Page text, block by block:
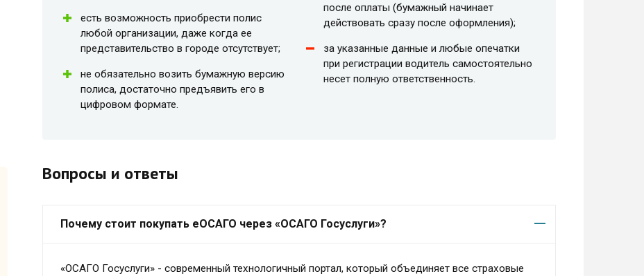
есть возможность приобрести полис
любой организации, даже когда ее
представительство в городе отсутствует;
не обязательно возить бумажную версию
полиса, достаточно предъявить его в
цифровом формате.
после оплаты (бумажный начинает
действовать сразу после оформления);
за указанные данные и любые опечатки
при регистрации водитель самостоятельно
несет полную ответственность.
Вопросы и ответы
Почему стоит покупать еОСАГО через «ОСАГО Госуслуги»?
«ОСАГО Госуслуги» - современный технологичный портал, который объединяет все страховые